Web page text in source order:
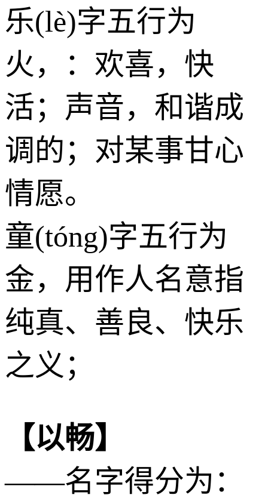
乐(lè)字五行为
火 ，：欢喜，快
活；声音，和谐成
调的；对某事甘心
情愿。
童(tóng)字五行为
金，用作人名意指
纯真、善良、快乐
之义；
【以畅】
——名字得分为：